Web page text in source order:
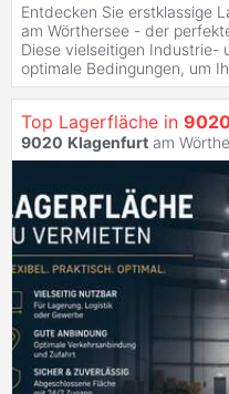
Entdecken Sie erstklassige
am Wörthersee - der
Diese vielseitigen Industrie-
optimale Bedingungen, um
Top Lagerfläche in
9020 Klagenfurt am